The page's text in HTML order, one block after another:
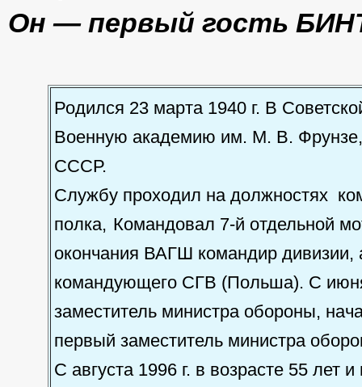
Он — первый гость
Родился 23 марта 1940 г. В
Военную академию им. М. В.
СССР.
Службу проходил на должностях
полка, Командовал 7-й отдельной
окончания ВАГШ командир дивизии,
командующего СГВ (Польша). С
заместитель министра обороны,
первый заместитель министра
С августа 1996 г. в возрасте 55 лет